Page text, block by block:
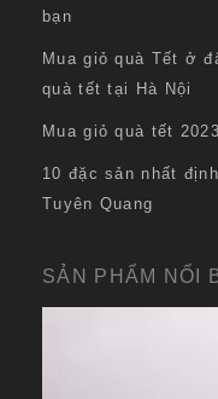
bạn
Mua giỏ quà Tết ở
quà tết tại Hà Nội
Mua giỏ quà tết
10 đặc sản nhất
Tuyên Quang
SẢN PHẨM NỔI